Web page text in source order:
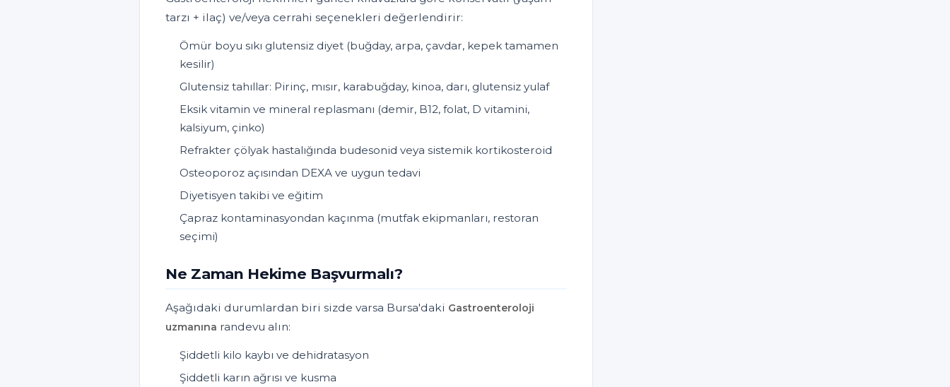
tarzı + ilaç) ve/veya cerrahi seçenekleri değerlendirir:
Ömür boyu sıkı glutensiz diyet (buğday, arpa, çavdar, kepek tamamen
kesilir)
Glutensiz tahıllar: Pirinç, mısır, karabuğday, kinoa, darı, glutensiz yulaf
Eksik vitamin ve mineral replasmanı (demir, B12, folat, D vitamini,
kalsiyum, çinko)
Refrakter çölyak hastalığında budesonid veya sistemik kortikosteroid
Osteoporoz açısından DEXA ve uygun tedavi
Diyetisyen takibi ve eğitim
Çapraz kontaminasyondan kaçınma (mutfak ekipmanları, restoran
seçimi)
Ne Zaman Hekime Başvurmalı?
Aşağıdaki durumlardan biri sizde varsa Bursa'daki Gastroenteroloji
uzmanına randevu alın:
Şiddetli kilo kaybı ve dehidratasyon
Şiddetli karın ağrısı ve kusma